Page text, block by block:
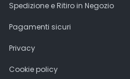
Spedizione e Ritiro in Negozio
Pagamenti sicuri
Privacy
Cookie policy